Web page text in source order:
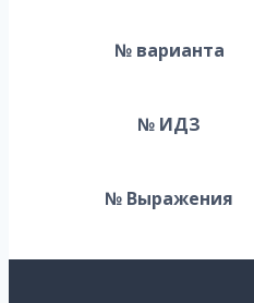
№ варианта
№ ИДЗ
№ Выражения